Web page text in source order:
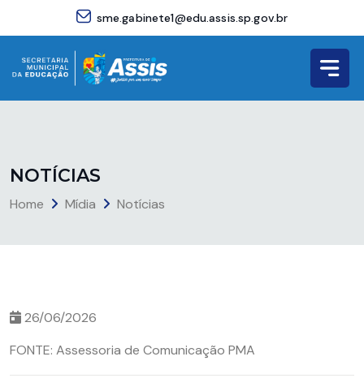
sme.gabinete1@edu.assis.sp.gov.br
NOTÍCIAS
Home Mídia Notícias
26/06/2026
FONTE: Assessoria de Comunicação PMA